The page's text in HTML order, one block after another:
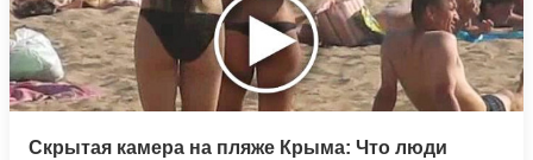
Скрытая камера на пляже Крыма: Что люди